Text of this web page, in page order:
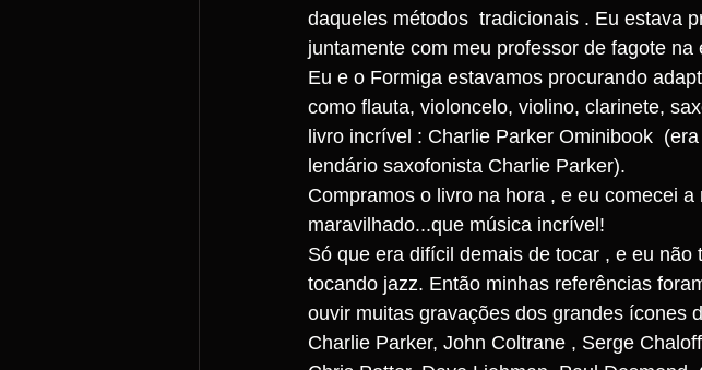
daqueles métodos  tradicionais . Eu estava
juntamente com meu professor de fagote
Eu e o Formiga estavamos procurando
como flauta, violoncelo, violino, clarinete,
livro incrível : Charlie Parker Ominibook
lendário saxofonista Charlie Parker).
Compramos o livro na hora , e eu comecei
maravilhado...que música incrível!
Só que era difícil demais de tocar , e eu
tocando jazz. Então minhas referências
ouvir muitas gravações dos grandes ícones
Charlie Parker, John Coltrane , Serge